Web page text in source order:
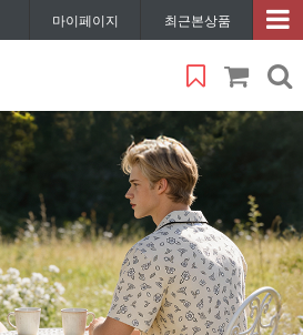
마이페이지 최근본상품